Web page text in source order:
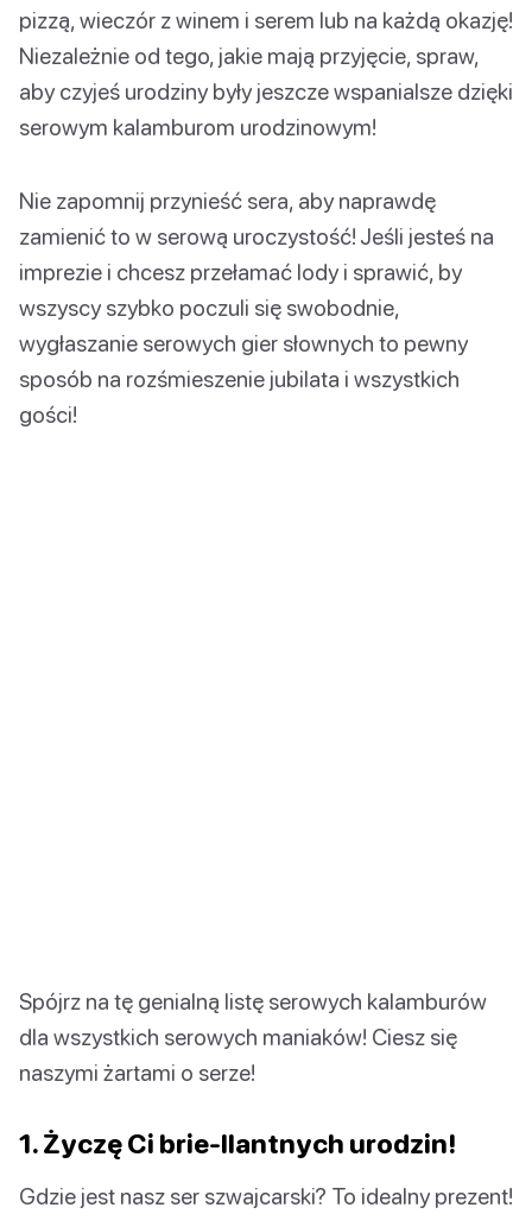
pizzą, wieczór z winem i serem lub na każdą okazję!
Niezależnie od tego, jakie mają przyjęcie, spraw,
aby czyjeś urodziny były jeszcze wspanialsze dzięki
serowym kalamburom urodzinowym!
Nie zapomnij przynieść sera, aby naprawdę
zamienić to w serową uroczystość! Jeśli jesteś na
imprezie i chcesz przełamać lody i sprawić, by
wszyscy szybko poczuli się swobodnie,
wygłaszanie serowych gier słownych to pewny
sposób na rozśmieszenie jubilata i wszystkich
gości!
Spójrz na tę genialną listę serowych kalamburów
dla wszystkich serowych maniaków! Ciesz się
naszymi żartami o serze!
1. Życzę Ci brie-llantnych urodzin!
Gdzie jest nasz ser szwajcarski? To idealny prezent!